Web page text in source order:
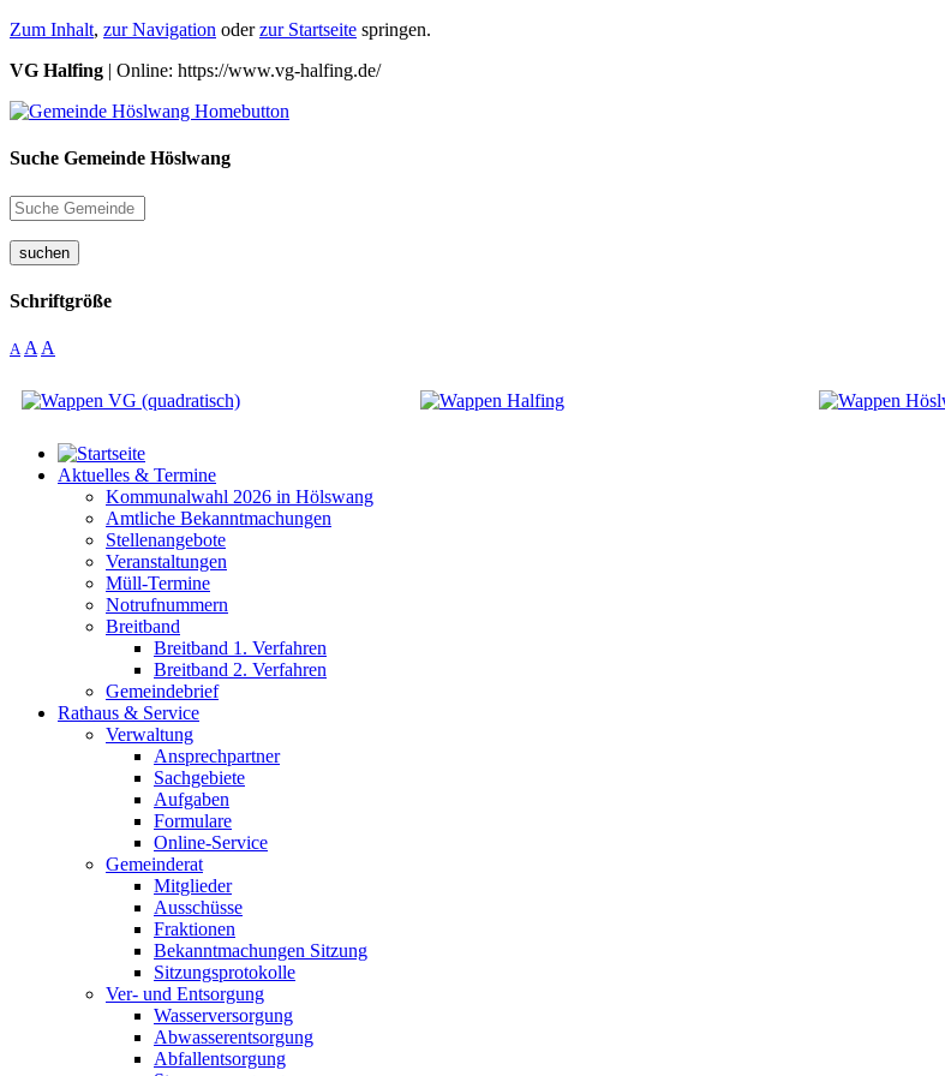
Zum Inhalt, zur Navigation oderzur Startseite springen.
VG Halfing | Online: https://www.vg-halfing.de/
Suche Gemeinde Höslwang
suchen
Schriftgröße
A A A
Aktuelles & Termine
Kommunalwahl 2026 in Hölswang
Amtliche Bekanntmachungen
Stellenangebote
Veranstaltungen
Müll-Termine
Notrufnummern
Breitband
Breitband 1. Verfahren
Breitband 2. Verfahren
Gemeindebrief
Rathaus & Service
Verwaltung
Ansprechpartner
Sachgebiete
Aufgaben
Formulare
Online-Service
Gemeinderat
Mitglieder
Ausschüsse
Fraktionen
Bekanntmachungen Sitzung
Sitzungsprotokolle
Ver- und Entsorgung
Wasserversorgung
Abwasserentsorgung
Abfallentsorgung